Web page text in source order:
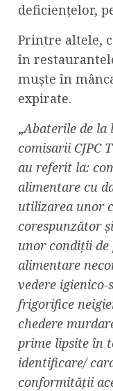
deficiențelor,
Printre altele,
în
muște în
expirate.
„Abaterile de la
comisarii CJPC
au referit la:
alimentare cu
utilizarea unor
corespunzător
unor condiții de
alimentare
vedere
frigorifice
chedere
prime lipsite în
identificare/
conformității